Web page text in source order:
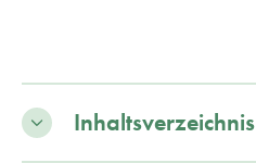
Inhaltsverzeichnis